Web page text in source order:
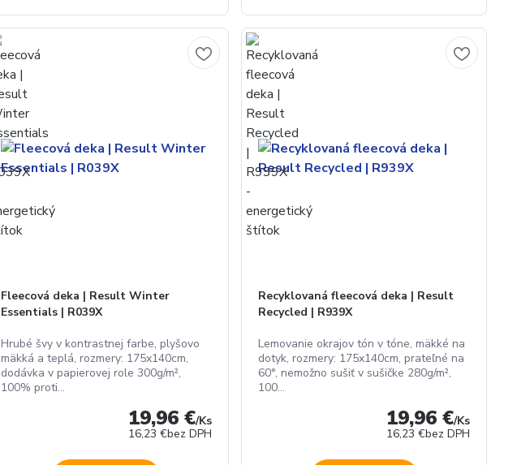
Fleecová deka | Result Winter
Essentials | R039X
Hrubé švy v kontrastnej farbe, plyšovo
mäkká a teplá, rozmery: 175x140cm,
dodávka v papierovej role 300g/m²,
100% proti...
19,96 €/Ks
16,23 €bez DPH
Recyklovaná fleecová deka | Result
Recycled | R939X
Lemovanie okrajov tón v tóne, mäkké na
dotyk, rozmery: 175x140cm, prateľné na
60°, nemožno sušiť v sušičke 280g/m²,
100...
19,96 €/Ks
16,23 €bez DPH